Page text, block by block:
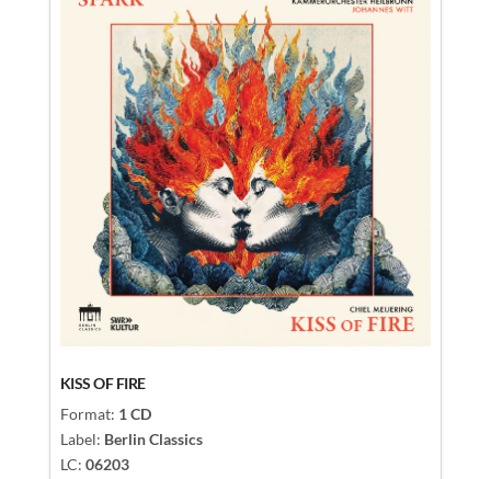
KISS OF FIRE
Format: 1CD
Label: Berlin Classics
LC: 06203